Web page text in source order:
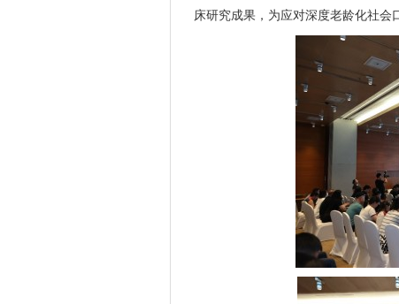
床研究成果，为应对深度老龄化社会